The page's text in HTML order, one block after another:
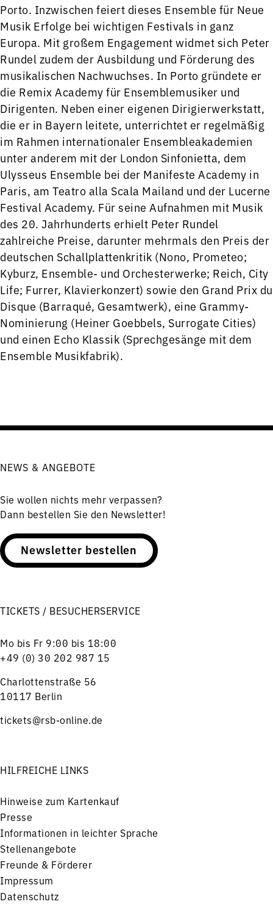
Porto. Inzwischen feiert dieses Ensemble für Neue
Musik Erfolge bei wichtigen Festivals in ganz
Europa. Mit großem Engagement widmet sich Peter
Rundel zudem der Ausbildung und Förderung des
musikalischen Nachwuchses. In Porto gründete er
die Remix Academy für Ensemblemusiker und
Dirigenten. Neben einer eigenen Dirigierwerkstatt,
die er in Bayern leitete, unterrichtet er regelmäßig
im Rahmen internationaler Ensembleakademien
unter anderem mit der London Sinfonietta, dem
Ulysseus Ensemble bei der Manifeste Academy in
Paris, am Teatro alla Scala Mailand und der Lucerne
Festival Academy. Für seine Aufnahmen mit Musik
des 20. Jahrhunderts erhielt Peter Rundel
zahlreiche Preise, darunter mehrmals den Preis der
deutschen Schallplattenkritik (Nono, Prometeo;
Kyburz, Ensemble- und Orchesterwerke; Reich, City
Life; Furrer, Klavierkonzert) sowie den Grand Prix du
Disque (Barraqué, Gesamtwerk), eine Grammy-
Nominierung (Heiner Goebbels, Surrogate Cities)
und einen Echo Klassik (Sprechgesänge mit dem
Ensemble Musikfabrik).
NEWS & ANGEBOTE
Sie wollen nichts mehr verpassen?
Dann bestellen Sie den Newsletter!
Newsletter bestellen
TICKETS / BESUCHERSERVICE
Mo bis Fr 9:00 bis 18:00
+49 (0) 30 202 987 15
Charlottenstraße 56
10117 Berlin
tickets@rsb-online.de
HILFREICHE LINKS
Hinweise zum Kartenkauf
Presse
Informationen in leichter Sprache
Stellenangebote
Freunde & Förderer
Impressum
Datenschutz